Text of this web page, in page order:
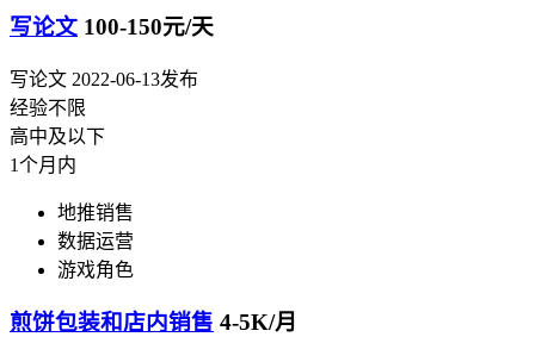
写论文 100-150元/天
写论文 2022-06-13发布
经验不限
高中及以下
1个月内
地推销售
数据运营
游戏角色
煎饼包装和店内销售 4-5K/月